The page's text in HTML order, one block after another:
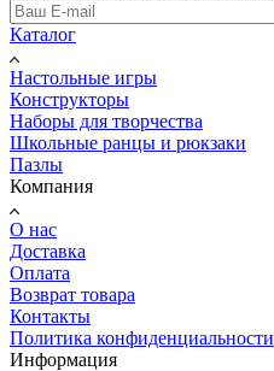
Каталог
Настольные игры
Конструкторы
Наборы для творчества
Школьные ранцы и рюкзаки
Пазлы
Компания
О нас
Доставка
Оплата
Возврат товара
Контакты
Политика конфиденциальности
Информация